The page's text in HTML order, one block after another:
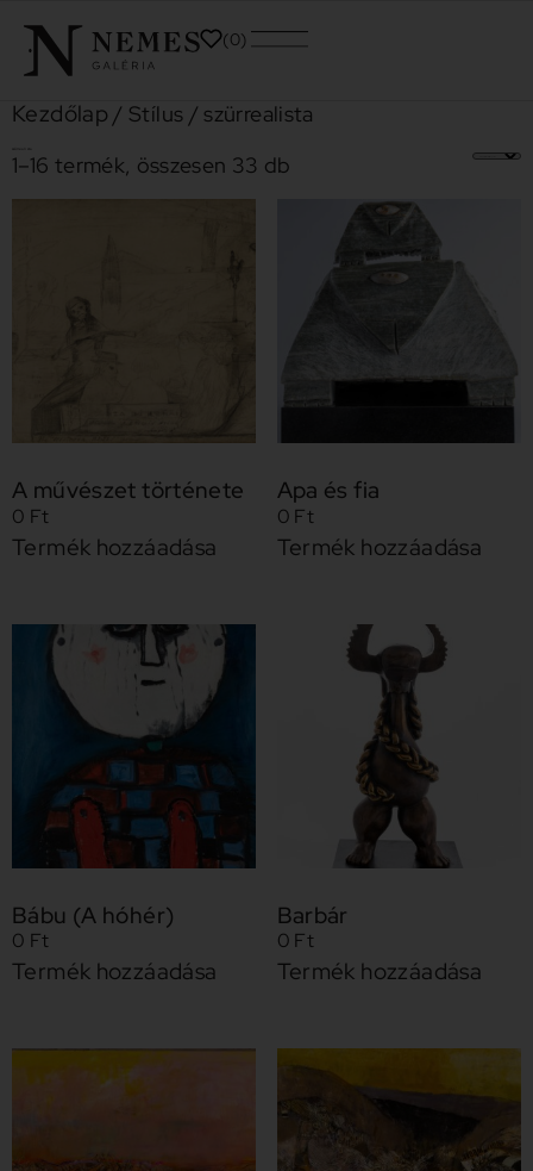
0
Kezdőlap / Stílus / szürrealista
1–16 termék, összesen 33 db
A művészet története
0 Ft
Termék hozzáadása
Apa és fia
0 Ft
Termék hozzáadása
Bábu (A hóhér)
0 Ft
Termék hozzáadása
Barbár
0 Ft
Termék hozzáadása